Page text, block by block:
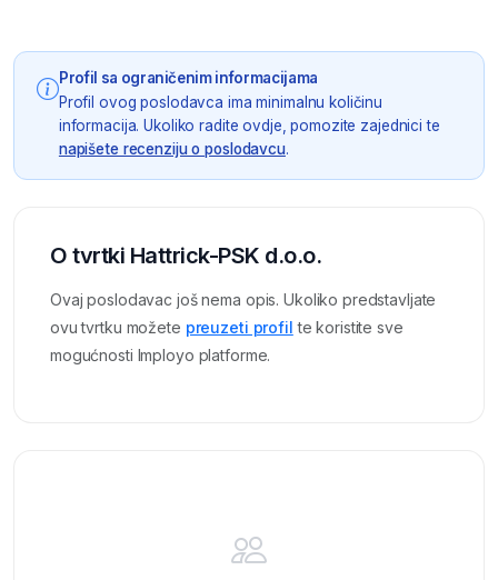
Profil sa ograničenim informacijama
Profil ovog poslodavca ima minimalnu količinu
informacija. Ukoliko radite ovdje, pomozite zajednici te
napišete recenziju o poslodavcu.
O tvrtki Hattrick-PSK d.o.o.
Ovaj poslodavac još nema opis. Ukoliko predstavljate
ovu tvrtku možete preuzeti profil te koristite sve
mogućnosti Imployo platforme.